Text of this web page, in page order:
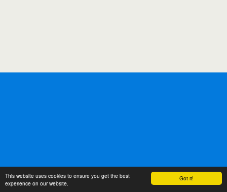
Got it!
This website uses cookies to ensure you get the best
experience on our website.